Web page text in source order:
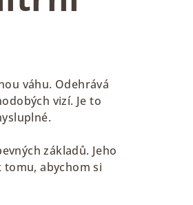
váhu. Odehrává
vizí. Je to
základů. Jeho
abychom si